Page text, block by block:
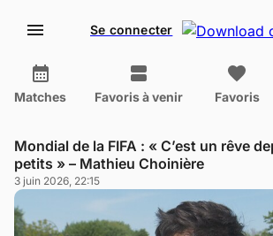
Se connecter
Matches Favoris à venir Favoris
Mondial de la FIFA : « C’est un rêve
petits » – Mathieu Choinière
3 juin 2026, 22:15